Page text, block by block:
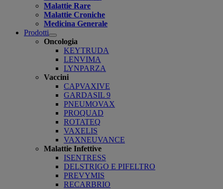
Malattie Rare
Malattie Croniche
Medicina Generale
Prodotti
Open
submenu
Oncologia
KEYTRUDA
LENVIMA
LYNPARZA
Vaccini
CAPVAXIVE
GARDASIL 9
PNEUMOVAX
PROQUAD
ROTATEQ
VAXELIS
VAXNEUVANCE
Malattie Infettive
ISENTRESS
DELSTRIGO E PIFELTRO
PREVYMIS
RECARBRIO